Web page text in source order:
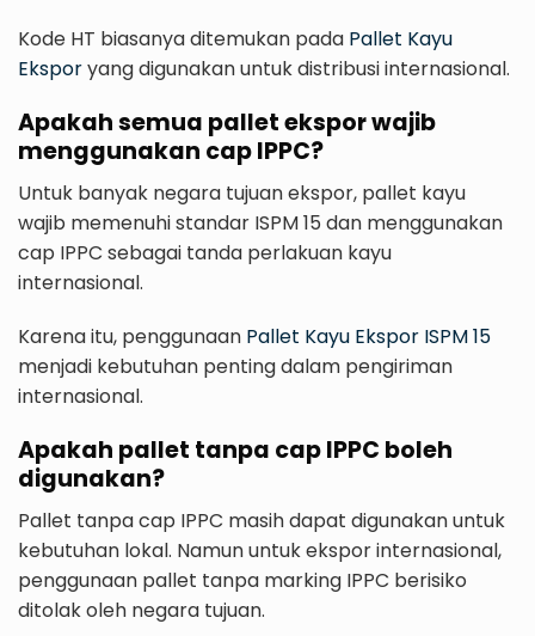
Kode HT biasanya ditemukan pada Pallet Kayu
Eksporyang digunakan untuk distribusi internasional.
Apakah semua pallet ekspor wajib
menggunakan cap IPPC?
Untuk banyak negara tujuan ekspor, pallet kayu
wajib memenuhi standar ISPM 15 dan menggunakan
cap IPPC sebagai tanda perlakuan kayu
internasional.
Karena itu, penggunaan Pallet Kayu Ekspor ISPM 15
menjadi kebutuhan penting dalam pengiriman
internasional.
Apakah pallet tanpa cap IPPC boleh
digunakan?
Pallet tanpa cap IPPC masih dapat digunakan untuk
kebutuhan lokal. Namun untuk ekspor internasional,
penggunaan pallet tanpa marking IPPC berisiko
ditolak oleh negara tujuan.